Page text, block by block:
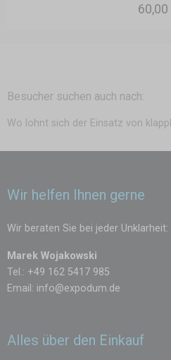
60,00
Besucher suchen auch nach:
Wo lohnt sich der Einsatz von
Wir helfen Ihnen gerne
Wir beraten Sie bei jeder Unklarheit:
Marek Wojakowski
Tel.: +49 162 5417 985
Email: info@expodum.de
Alles über den Einkauf